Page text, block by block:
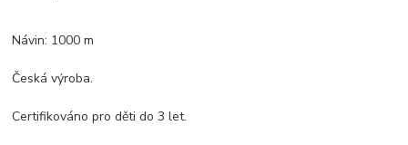
Návin: 1000 m
Česká výroba.
Certifikováno pro děti do 3 let.